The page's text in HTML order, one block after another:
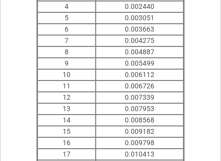
4
0.002440
5
0.003051
6
0.003663
7
0.004275
8
0.004887
9
0.005499
10
0.006112
11
0.006726
12
0.007339
13
0.007953
14
0.008568
15
0.009182
16
0.009798
17
0.010413